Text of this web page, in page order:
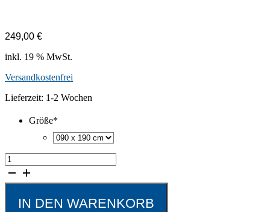
249,00 €
inkl. 19 % MwSt.
Versandkostenfrei
Lieferzeit: 1-2 Wochen
Größe*
Frankenstolz
Natural
Flow-
MengeIN DEN WARENKORB